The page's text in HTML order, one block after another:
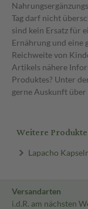
Tag darf nicht
sind kein Ersatz für
Ernährung und eine
Reichweite von
Artikels nähere
Produktes? Unter
gerne Auskunft
Weitere
Lapacho
Versandarten
i.d.R. am nächsten